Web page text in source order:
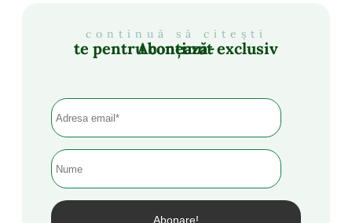
continuă să citești
Abonează-te pentru conținut exclusiv